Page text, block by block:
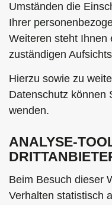
Umständen die
Ihrer
Weiteren steht Ihnen
zuständigen
Hierzu sowie zu
Datenschutz können
wenden.
ANALYSE-
Beim Besuch dieser
Verhalten statistisch